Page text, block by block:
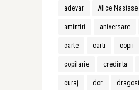
adevar Alice
amintiri aniversare
carte carti copii
copilarie credinta
curaj dor